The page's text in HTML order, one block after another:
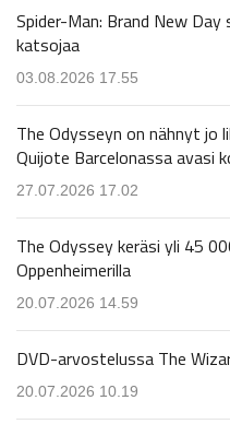
Spider-Man: Brand New
katsojaa
03.08.2026 17.55
The Odysseyn on nähnyt jo
Quijote Barcelonassa avasi
27.07.2026 17.02
The Odyssey keräsi yli 45
Oppenheimerilla
20.07.2026 14.59
DVD-arvostelussa The
20.07.2026 10.19